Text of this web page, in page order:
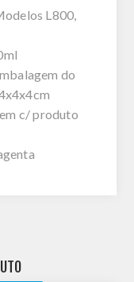
L800,
do
c/ produto